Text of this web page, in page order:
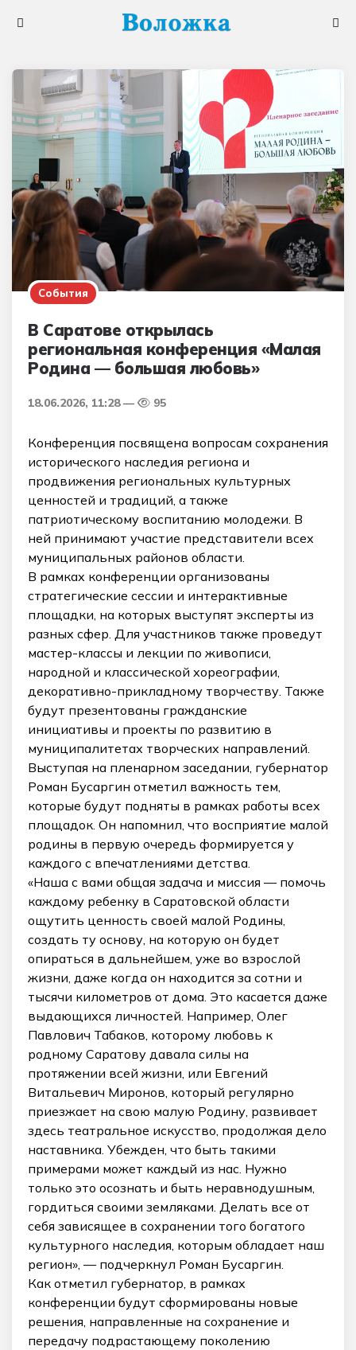
События
В Саратове открылась
региональная конференция «Малая
Родина — большая любовь»
18.06.2026, 11:28 95
Конференция посвящена вопросам сохранения
исторического наследия региона и
продвижения региональных культурных
ценностей и традиций, а также
патриотическому воспитанию молодежи. В
ней принимают участие представители всех
муниципальных районов области.
В рамках конференции организованы
стратегические сессии и интерактивные
площадки, на которых выступят эксперты из
разных сфер. Для участников также проведут
мастер-классы и лекции по живописи,
народной и классической хореографии,
декоративно-прикладному творчеству. Также
будут презентованы гражданские
инициативы и проекты по развитию в
муниципалитетах творческих направлений.
Выступая на пленарном заседании, губернатор
Роман Бусаргин отметил важность тем,
которые будут подняты в рамках работы всех
площадок. Он напомнил, что восприятие малой
родины в первую очередь формируется у
каждого с впечатлениями детства.
«Наша с вами общая задача и миссия — помочь
каждому ребенку в Саратовской области
ощутить ценность своей малой Родины,
создать ту основу, на которую он будет
опираться в дальнейшем, уже во взрослой
жизни, даже когда он находится за сотни и
тысячи километров от дома. Это касается даже
выдающихся личностей. Например, Олег
Павлович Табаков, которому любовь к
родному Саратову давала силы на
протяжении всей жизни, или Евгений
Витальевич Миронов, который регулярно
приезжает на свою малую Родину, развивает
здесь театральное искусство, продолжая дело
наставника. Убежден, что быть такими
примерами может каждый из нас. Нужно
только это осознать и быть неравнодушным,
гордиться своими земляками. Делать все от
себя зависящее в сохранении того богатого
культурного наследия, которым обладает наш
регион», — подчеркнул Роман Бусаргин.
Как отметил губернатор, в рамках
конференции будут сформированы новые
решения, направленные на сохранение и
передачу подрастающему поколению